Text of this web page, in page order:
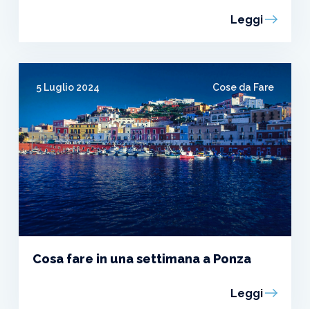
Leggi
5 Luglio 2024 Cose da Fare
Cosa fare in una settimana a Ponza
Leggi